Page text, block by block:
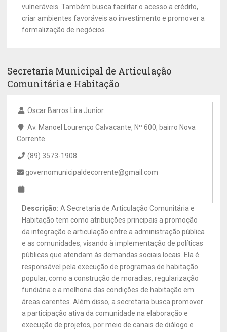
vulneráveis. Também busca facilitar o acesso a crédito,
criar ambientes favoráveis ao investimento e promover a
formalização de negócios.
Secretaria Municipal de Articulação
Comunitária e Habitação
Oscar Barros Lira Junior
Av. Manoel Lourenço Calvacante, Nº 600, bairro Nova
Corrente
(89) 3573-1908
governomunicipaldecorrente@gmail.com
Descrição: A Secretaria de Articulação Comunitária e
Habitação tem como atribuições principais a promoção
da integração e articulação entre a administração pública
e as comunidades, visando à implementação de políticas
públicas que atendam às demandas sociais locais. Ela é
responsável pela execução de programas de habitação
popular, como a construção de moradias, regularização
fundiária e a melhoria das condições de habitação em
áreas carentes. Além disso, a secretaria busca promover
a participação ativa da comunidade na elaboração e
execução de projetos, por meio de canais de diálogo e